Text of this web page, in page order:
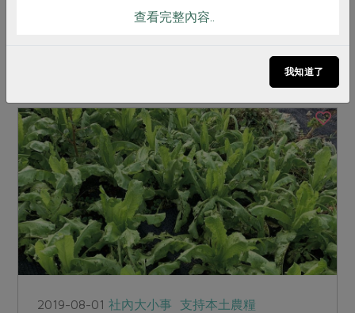
著頭巾戴斗笠，以彎腰或蹲跨步的動作俐落前進，
2019-08-01社內大小事 支持本土農糧
查看完整內容..
我知道了